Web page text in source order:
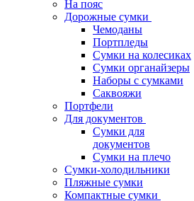
На пояс
Дорожные сумки
Чемоданы
Портпледы
Сумки на колесиках
Сумки органайзеры
Наборы с сумками
Саквояжи
Портфели
Для документов
Сумки для
документов
Сумки на плечо
Сумки-холодильники
Пляжные сумки
Компактные сумки